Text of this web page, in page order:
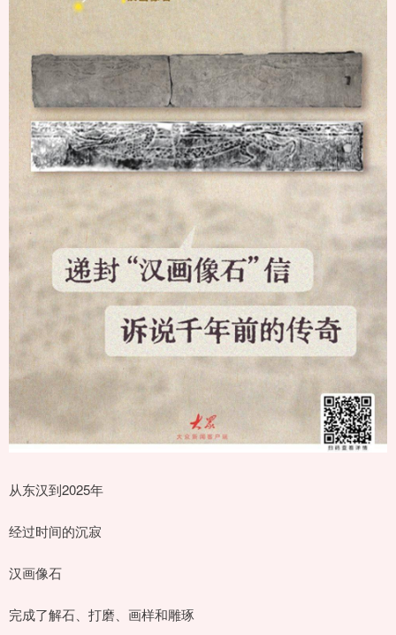
从东汉到2025年
经过时间的沉寂
汉画像石
完成了解石、打磨、画样和雕琢